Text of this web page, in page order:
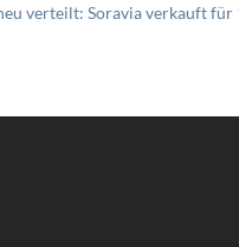
verteilt: Soravia verkauft für